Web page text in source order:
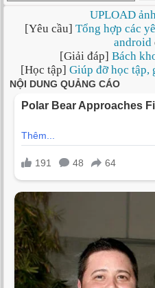
UPLOAD
[Yêu cầu] Tổng hợp các
android
[Giải đáp] Bách
[Học tập] Giúp đỡ học tập,